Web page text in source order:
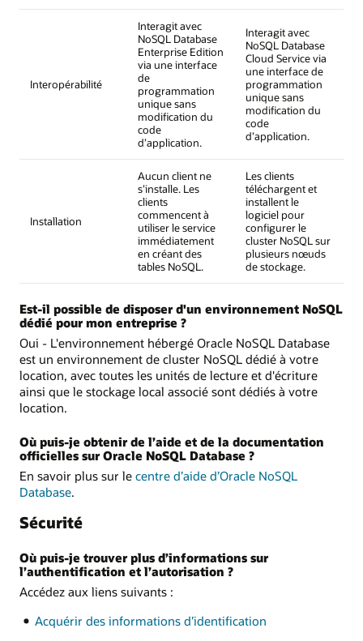
Interopérabilité
Interagit avec
NoSQL Database
Enterprise Edition
via une interface
de
programmation
unique sans
modification du
code
d’application.
Interagit avec
NoSQL Database
Cloud Service via
une interface de
programmation
unique sans
modification du
code
d’application.
Installation
Aucun client ne
s’installe. Les
clients
commencent à
utiliser le service
immédiatement
en créant des
tables NoSQL.
Les clients
téléchargent et
installent le
logiciel pour
configurer le
cluster NoSQL sur
plusieurs nœuds
de stockage.
Est-il possible de disposer d'un environnement NoSQL
dédié pour mon entreprise ?
Oui - L'environnement hébergé Oracle NoSQL Database
est un environnement de cluster NoSQL dédié à votre
location, avec toutes les unités de lecture et d'écriture
ainsi que le stockage local associé sont dédiés à votre
location.
Où puis-je obtenir de l’aide et de la documentation
officielles sur Oracle NoSQL Database ?
En savoir plus sur le centre d’aide d’Oracle NoSQL
Database.
Sécurité
Où puis-je trouver plus d’informations sur
l’authentification et l’autorisation ?
Accédez aux liens suivants :
Acquérir des informations d’identification